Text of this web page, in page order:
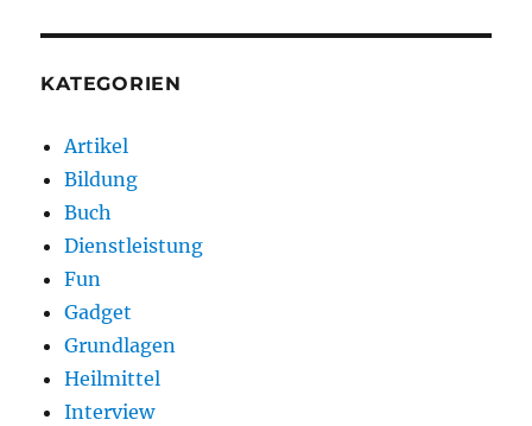
KATEGORIEN
Artikel
Bildung
Buch
Dienstleistung
Fun
Gadget
Grundlagen
Heilmittel
Interview